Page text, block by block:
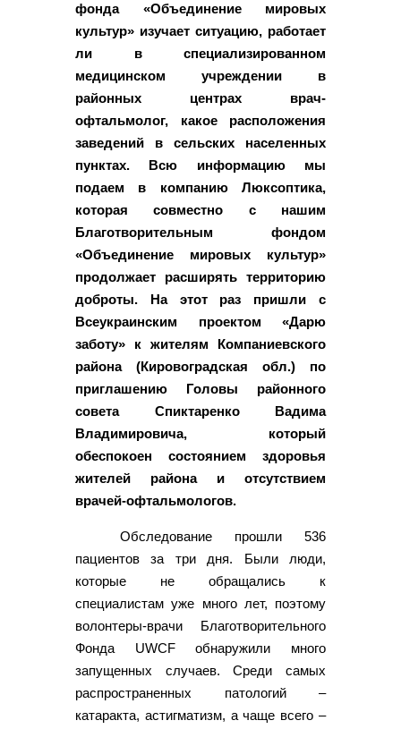
фонда «Объединение мировых
культур» изучает ситуацию, работает
ли в специализированном
медицинском учреждении в
районных центрах врач-
офтальмолог, какое расположения
заведений в сельских населенных
пунктах. Всю информацию мы
подаем в компанию Люксоптика,
которая совместно с нашим
Благотворительным фондом
«Объединение мировых культур»
продолжает расширять территорию
доброты. На этот раз пришли с
Всеукраинским проектом «Дарю
заботу» к жителям Компаниевского
района (Кировоградская обл.) по
приглашению Головы районного
совета Спиктаренко Вадима
Владимировича, который
обеспокоен состоянием здоровья
жителей района и отсутствием
врачей-офтальмологов.
Обследование прошли 536
пациентов за три дня. Были люди,
которые не обращались к
специалистам уже много лет, поэтому
волонтеры-врачи Благотворительного
Фонда UWCF обнаружили много
запущенных случаев. Среди самых
распространенных патологий –
катаракта, астигматизм, а чаще всего –